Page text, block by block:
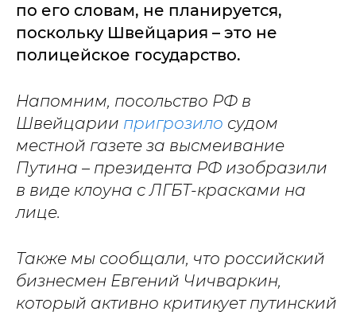
по его словам, не планируется,
поскольку Швейцария – это не
полицейское государство.
Напомним, посольство РФ в
Швейцарии пригрозило судом
местной газете за высмеивание
Путина – президента РФ изобразили
в виде клоуна с ЛГБТ-красками на
лице.
Также мы сообщали, что российский
бизнесмен Евгений Чичваркин,
который активно критикует путинский